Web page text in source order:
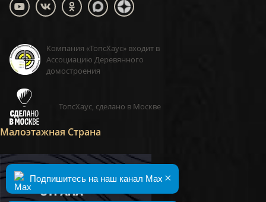
Компания «ТопсХаус» входит в
Ассоциацию Деревянного
домостроения
ТопсХаус, сделано в Москве
Малоэтажная Страна
×
Подпишитесь на наш канал Max